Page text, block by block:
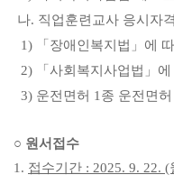
나. 직업훈련교사 응시자격
1)
「장애인복지법 」 에
2)
「사회복지사업법 」
3) 운전면허 1 종 운전면
○ 원서접수
1. 접수기간 : 2025. 9. 22. (